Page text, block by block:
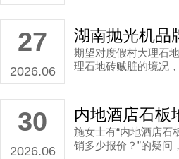
27
2026.06
期望对度假村大理石
理石地砖贼脏的境况
30
2026.06
施女士有“内地酒店石
销多少报价？”的疑问